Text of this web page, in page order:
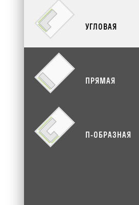
УГЛОВАЯ
ПРЯМАЯ
П-ОБРАЗНАЯ